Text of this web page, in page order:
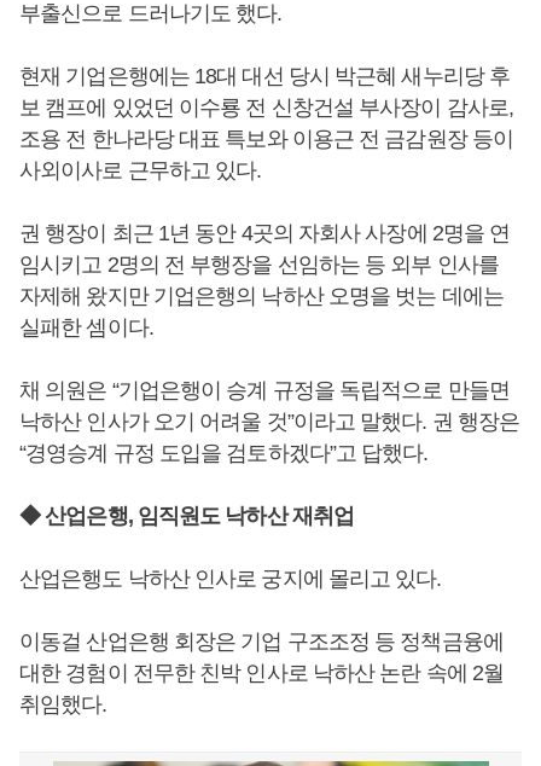
부출신으로 드러나기도 했다.
현재 기업은행에는 18대 대선 당시 박근혜 새누리당 후
보 캠프에 있었던 이수룡 전 신창건설 부사장이 감사로,
조용 전 한나라당 대표 특보와 이용근 전 금감원장 등이
사외이사로 근무하고 있다.
권 행장이 최근 1년 동안 4곳의 자회사 사장에 2명을 연
임시키고 2명의 전 부행장을 선임하는 등 외부 인사를
자제해 왔지만 기업은행의 낙하산 오명을 벗는 데에는
실패한 셈이다.
채 의원은 “기업은행이 승계 규정을 독립적으로 만들면
낙하산 인사가 오기 어려울 것”이라고 말했다. 권 행장은
“경영승계 규정 도입을 검토하겠다”고 답했다.
◆ 산업은행, 임직원도 낙하산 재취업
산업은행도 낙하산 인사로 궁지에 몰리고 있다.
이동걸 산업은행 회장은 기업 구조조정 등 정책금융에
대한 경험이 전무한 친박 인사로 낙하산 논란 속에 2월
취임했다.